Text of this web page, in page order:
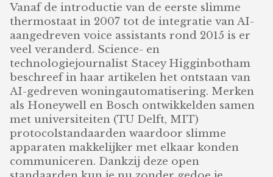
Vanaf de introductie van de eerste slimme
thermostaat in 2007 tot de integratie van AI-
aangedreven voice assistants rond 2015 is er
veel veranderd. Science- en
technologiejournalist Stacey Higginbotham
beschreef in haar artikelen het ontstaan van
AI-gedreven woningautomatisering. Merken
als Honeywell en Bosch ontwikkelden samen
met universiteiten (TU Delft, MIT)
protocolstandaarden waardoor slimme
apparaten makkelijker met elkaar konden
communiceren. Dankzij deze open